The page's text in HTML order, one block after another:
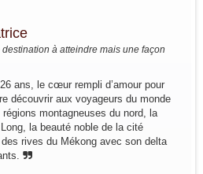
destination à atteindre mais une façon
ans, le cœur rempli d’amour pour
découvrir aux voyageurs du monde
montagneuses du nord, la
la beauté noble de la cité
rives du Mékong avec son delta
amis (4 personnes)
Voyage à la carte du nord au sud du
Hich - Pu Luong - Tam Coc - Baie de
Lan Ha ( Bateau Perla Dawn Sails) -
Train pour...
Groupe: Mr et Mme Alain et
Catherine LEFBVRE
Voyage dans le nord pour decouvrir